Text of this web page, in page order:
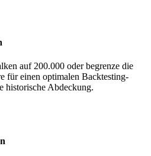
auf 200.000 oder begrenze die
für einen optimalen Backtesting-
historische Abdeckung.